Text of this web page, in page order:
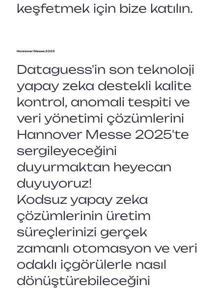
keşfetmek için bize katılın.
Hannover Messe 2025
Dataguess'in son teknoloji
yapay zeka destekli kalite
kontrol, anomali tespiti ve
veri yönetimi çözümlerini
Hannover Messe 2025'te
sergileyeceğini
duyurmaktan heyecan
duyuyoruz!
Kodsuz yapay zeka
çözümlerinin üretim
süreçlerinizi gerçek
zamanlı otomasyon ve veri
odaklı içgörülerle nasıl
dönüştürebileceğini